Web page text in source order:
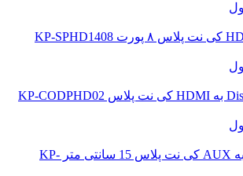
تبدیل Type-C به AUX کی نت پلاس 15 سانتی متر KP-